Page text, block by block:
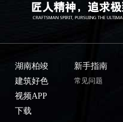
湖南柏竣
建筑好色
视频APP
下载
新手指南
常见问题